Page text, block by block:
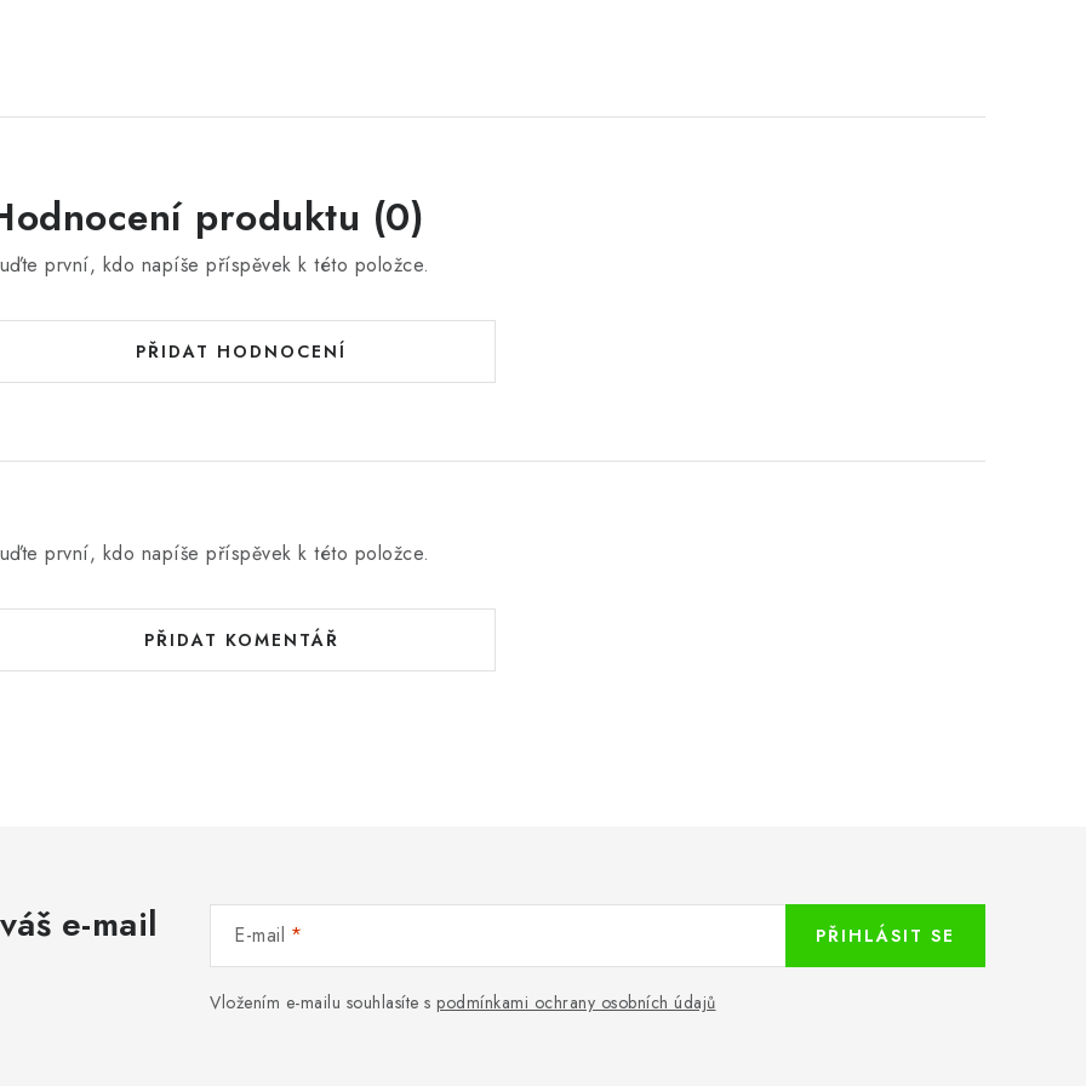
produktu (0)
první, kdo napíše příspěvek k této položce.
PŘIDAT HODNOCENÍ
první, kdo napíše příspěvek k této položce.
PŘIDAT KOMENTÁŘ
e-mail E-mail
Vložením e-mailu souhlasíte s podmínkami ochrany osobních údajů
PŘIHLÁSIT SE